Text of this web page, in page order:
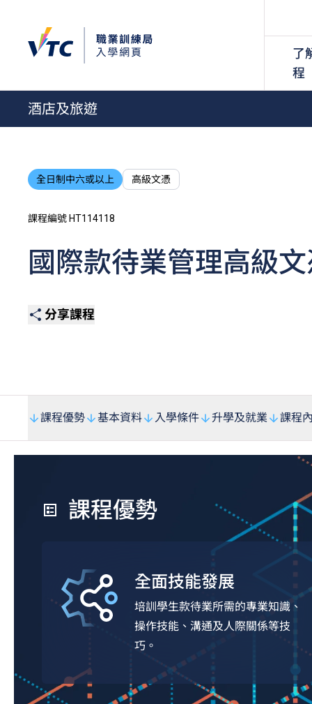
了
程
酒店及旅遊
全日制中六或以上 高級文憑
課程編號 HT114118
國際款待業管理高級
分享課程
課程優勢 基本資料 入學條件 升學及就業 課程
課程優勢
全面技能發展
培訓學生款待業所需的專業知識、
操作技能、溝通及人際關係等技
巧。